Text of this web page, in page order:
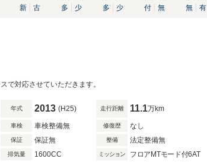
新
古
多
少
多
少
付
無
無
有
で対応させていただきます。
年式 2013 (H25) 走行距離 11.1万km
車検 車検整備無 修復歴 なし
保証 保証無 整備 法定整備無
排気量 1600CC ミッション フロアMTモード付6AT